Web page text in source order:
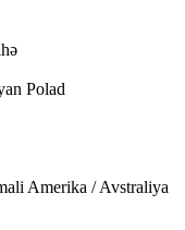
Polad
Amerika / Avstraliya